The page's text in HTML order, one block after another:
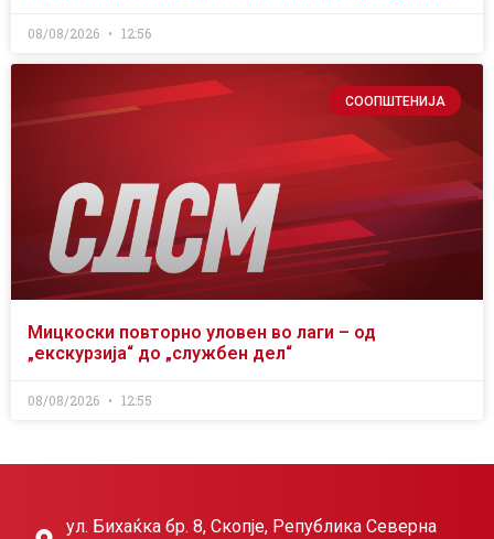
08/08/2026 12:56
СООПШТЕНИЈА
Мицкоски повторно уловен во лаги – од
„екскурзија“ до „службен дел“
08/08/2026 12:55
ул. Бихаќка бр. 8, Скопје, Република Северна